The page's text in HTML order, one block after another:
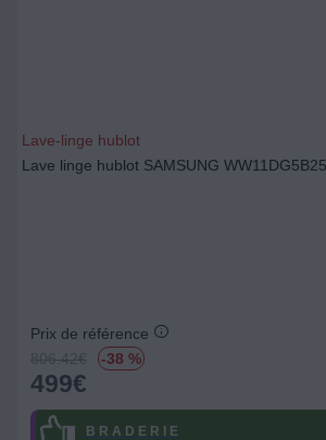
Lave-linge hublot
Lave linge hublot SAMSUNG
Prix de référence
806.42€ -38 %
499€
B R A D E R I E